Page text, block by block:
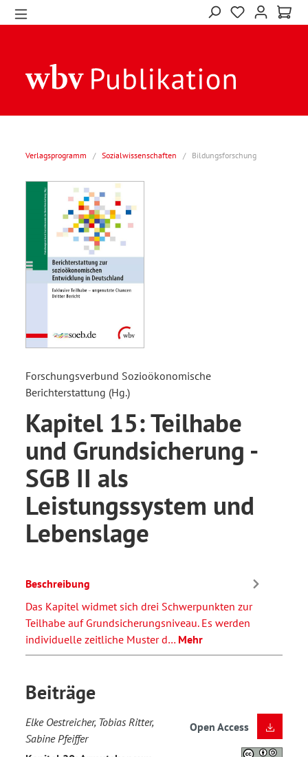
Verlagsprogramm / Sozialwissenschaften / Bildungsforschung
Forschungsverbund Sozioökonomische
Berichterstattung (Hg.)
Kapitel 15: Teilhabe
und Grundsicherung -
SGB II als
Leistungssystem und
Lebenslage
Beschreibung
Das Kapitel widmet sich drei Schwerpunkten zur
Teilhabe auf Grundsicherungsniveau. Es werden
individuelle zeitliche Muster d… Mehr
Beiträge
Elke Oestreicher, Tobias Ritter,
Sabine Pfeiffer
Open Access